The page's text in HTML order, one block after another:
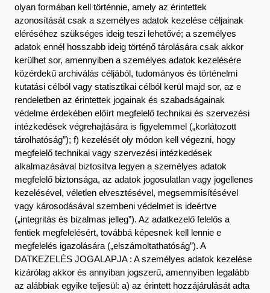
olyan formában kell történnie, amely az érintettek
azonosítását csak a személyes adatok kezelése céljainak
eléréséhez szükséges ideig teszi lehetővé; a személyes
adatok ennél hosszabb ideig történő tárolására csak akkor
kerülhet sor, amennyiben a személyes adatok kezelésére
közérdekű archiválás céljából, tudományos és történelmi
kutatási célból vagy statisztikai célból kerül majd sor, az e
rendeletben az érintettek jogainak és szabadságainak
védelme érdekében előírt megfelelő technikai és szervezési
intézkedések végrehajtására is figyelemmel („korlátozott
tárolhatóság”); f) kezelését oly módon kell végezni, hogy
megfelelő technikai vagy szervezési intézkedések
alkalmazásával biztosítva legyen a személyes adatok
megfelelő biztonsága, az adatok jogosulatlan vagy jogellenes
kezelésével, véletlen elvesztésével, megsemmisítésével
vagy károsodásával szembeni védelmet is ideértve
(„integritás és bizalmas jelleg”). Az adatkezelő felelős a
fentiek megfelelésért, továbbá képesnek kell lennie e
megfelelés igazolására („elszámoltathatóság”). A
DATKEZELÉS JOGALAPJA : A személyes adatok kezelése
kizárólag akkor és annyiban jogszerű, amennyiben legalább
az alábbiak egyike teljesül: a) az érintett hozzájárulását adta